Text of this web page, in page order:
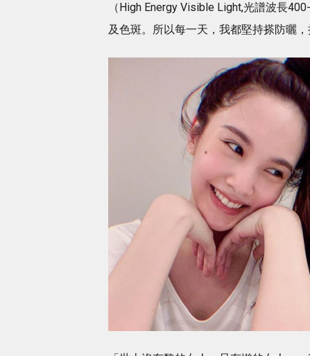
（High Energy Visible Light,光譜波長
及色斑。所以每一天，我都堅持搽防曬